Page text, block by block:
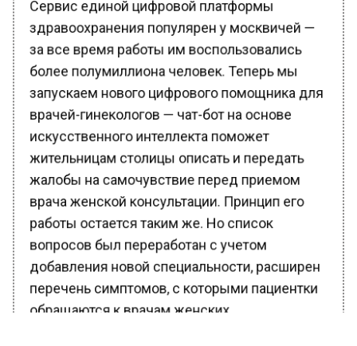
здравоохранения популярен у москвичей —
за все время работы им воспользовались
более полумиллиона человек. Теперь мы
запускаем нового цифрового помощника для
врачей-гинекологов — чат-бот на основе
искусственного интеллекта поможет
жительницам столицы описать и передать
жалобы на самочувствие перед приемом
врача женской консультации. Принцип его
работы остается таким же. Но список
вопросов был переработан с учетом
добавления новой специальности, расширен
обращаются к врачам женских